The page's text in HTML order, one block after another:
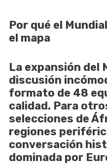
Por qué el
el mapa
La expansión del
discusión
formato de 48
calidad. Para
selecciones de
regiones
conversación
dominada por